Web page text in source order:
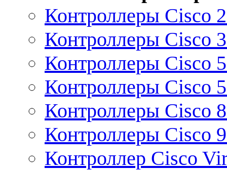
Контроллеры Cisco
Контроллеры Cisco
Контроллеры Cisco
Контроллеры Cisco
Контроллеры Cisco
Контроллеры Cisco
Контроллер Cisco